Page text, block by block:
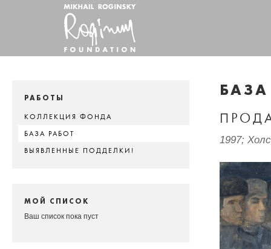
РАБОТЫ
КОЛЛЕКЦИЯ ФОНДА
БАЗА РАБОТ
ВЫЯВЛЕННЫЕ ПОДДЕЛКИ!
МОЙ СПИСОК
Ваш список пока пуст
1997;